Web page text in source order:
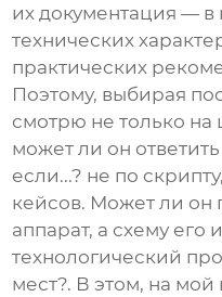
их документация —
технических
практических
Поэтому, выбирая
смотрю не только на
может ли он
если...? не по
кейсов. Может ли он
аппарат, а схему его
технологический
мест?. В этом, на мой